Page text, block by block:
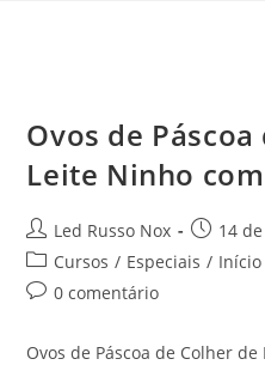
Ovos de
Leite Ninho
Led Russo Nox
14
Cursos / Especiais / Início
0 comentário
Ovos de Páscoa de Colher